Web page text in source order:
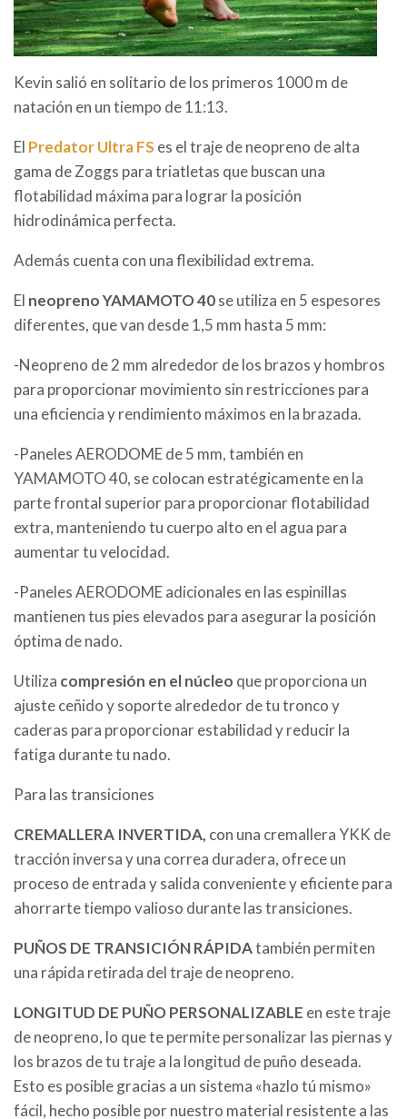
Kevin salió en solitario de los primeros 1000 m de
natación en un tiempo de 11:13.
El Predator Ultra FS es el traje de neopreno de alta
gama de Zoggs para triatletas que buscan una
flotabilidad máxima para lograr la posición
hidrodinámica perfecta.
Además cuenta con una flexibilidad extrema.
El neopreno YAMAMOTO 40se utiliza en 5 espesores
diferentes, que van desde 1,5 mm hasta 5 mm:
-Neopreno de 2 mm alrededor de los brazos y hombros
para proporcionar movimiento sin restricciones para
una eficiencia y rendimiento máximos en la brazada.
-Paneles AERODOME de 5 mm, también en
YAMAMOTO 40, se colocan estratégicamente en la
parte frontal superior para proporcionar flotabilidad
extra, manteniendo tu cuerpo alto en el agua para
aumentar tu velocidad.
-Paneles AERODOME adicionales en las espinillas
mantienen tus pies elevados para asegurar la posición
óptima de nado.
Utiliza compresión en el núcleo que proporciona un
ajuste ceñido y soporte alrededor de tu tronco y
caderas para proporcionar estabilidad y reducir la
fatiga durante tu nado.
Para las transiciones
CREMALLERA INVERTIDA, con una cremallera YKK de
tracción inversa y una correa duradera, ofrece un
proceso de entrada y salida conveniente y eficiente para
ahorrarte tiempo valioso durante las transiciones.
PUÑOS DE TRANSICIÓN RÁPIDAtambién permiten
una rápida retirada del traje de neopreno.
LONGITUD DE PUÑO PERSONALIZABLE en este traje
de neopreno, lo que te permite personalizar las piernas y
los brazos de tu traje a la longitud de puño deseada.
Esto es posible gracias a un sistema «hazlo tú mismo»
fácil, hecho posible por nuestro material resistente a las